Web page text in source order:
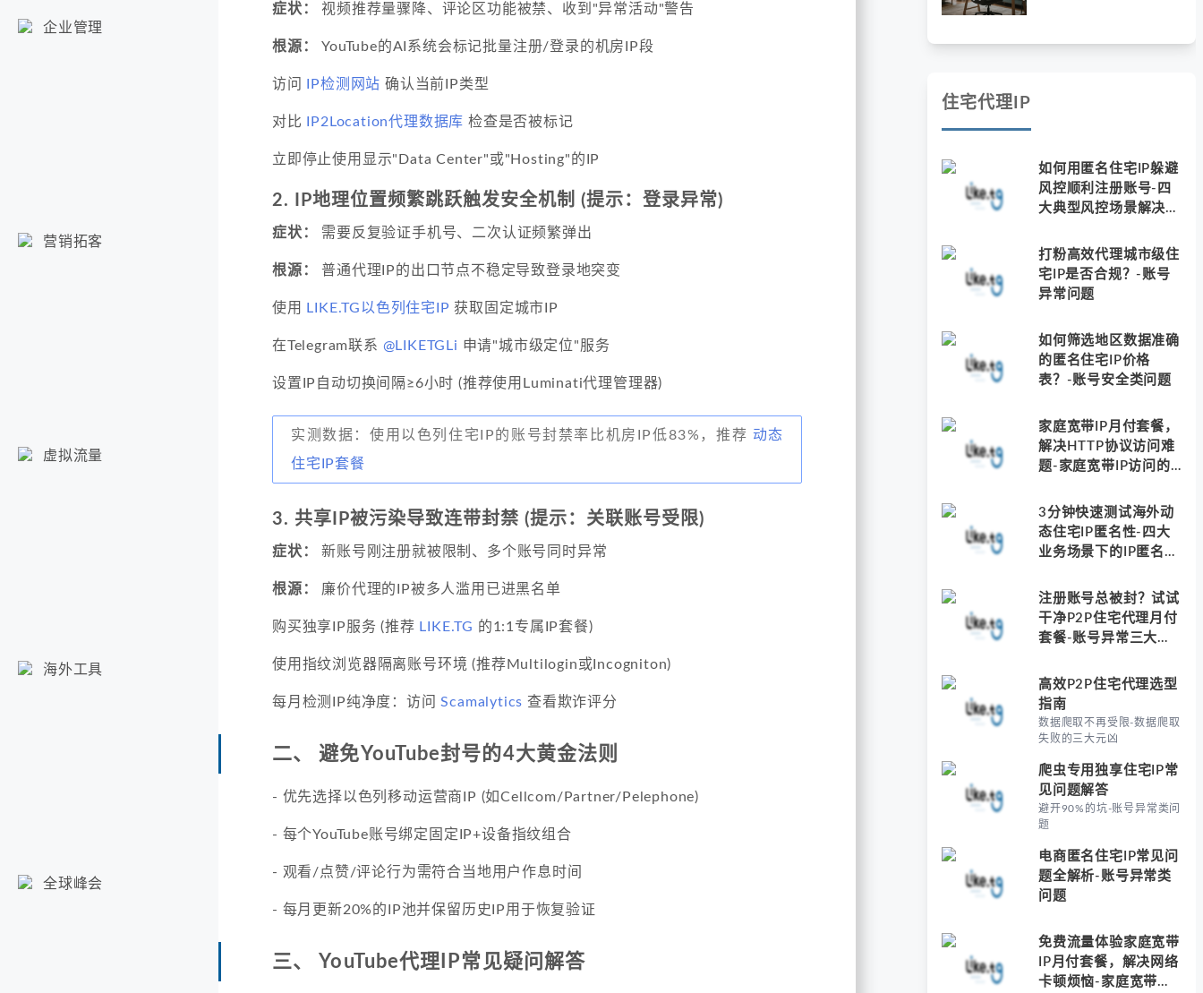
企业管理
营销拓客
虚拟流量
海外工具
全球峰会
症状： 视频推荐量骤降、评论区功能被禁、收到"异常活动"警告
根源： YouTube的AI系统会标记批量注册/登录的机房IP段
访问 IP检测网站 确认当前IP类型
对比 IP2Location代理数据库 检查是否被标记
立即停止使用显示"Data Center"或"Hosting"的IP
2. IP地理位置频繁跳跃触发安全机制 (提示：登录异常)
症状： 需要反复验证手机号、二次认证频繁弹出
根源： 普通代理IP的出口节点不稳定导致登录地突变
使用 LIKE.TG以色列住宅IP 获取固定城市IP
在Telegram联系 @LIKETGLi 申请"城市级定位"服务
设置IP自动切换间隔≥6小时 (推荐使用Luminati代理管理器)
实测数据：使用以色列住宅IP的账号封禁率比机房IP低83%，推荐 动态
住宅IP套餐
3. 共享IP被污染导致连带封禁 (提示：关联账号受限)
症状： 新账号刚注册就被限制、多个账号同时异常
根源： 廉价代理的IP被多人滥用已进黑名单
购买独享IP服务 (推荐 LIKE.TG 的1:1专属IP套餐)
使用指纹浏览器隔离账号环境 (推荐Multilogin或Incogniton)
每月检测IP纯净度：访问Scamalytics 查看欺诈评分
二、 避免YouTube封号的4大黄金法则
- 优先选择以色列移动运营商IP (如Cellcom/Partner/Pelephone)
- 每个YouTube账号绑定固定IP+设备指纹组合
- 观看/点赞/评论行为需符合当地用户作息时间
- 每月更新20%的IP池并保留历史IP用于恢复验证
三、 YouTube代理IP常见疑问解答
住宅代理IP
如何用匿名住宅IP躲避
风控顺利注册账号-四
大典型风控场景解决方
打粉高效代理城市级住
宅IP是否合规？-账号
异常问题
如何筛选地区数据准确
的匿名住宅IP价格
表？-账号安全类问题
家庭宽带IP月付套餐，
解决HTTP协议访问难
题-家庭宽带IP访问的
3分钟快速测试海外动
态住宅IP匿名性-四大
业务场景下的IP匿名性
注册账号总被封？试试
干净P2P住宅代理月付
套餐-账号异常三大元
高效P2P住宅代理选型
指南
数据爬取不再受限-数据爬取
失败的三大元凶
爬虫专用独享住宅IP常
见问题解答
避开90%的坑-账号异常类问
题
电商匿名住宅IP常见问
题全解析-账号异常类
问题
免费流量体验家庭宽带
IP月付套餐，解决网络
卡顿烦恼-家庭宽带常